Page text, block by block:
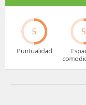
5
Puntualidad
5